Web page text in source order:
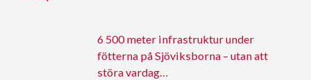
6 500 meter infrastruktur under
fötterna på Sjöviksborna – utan att
störa vardag…